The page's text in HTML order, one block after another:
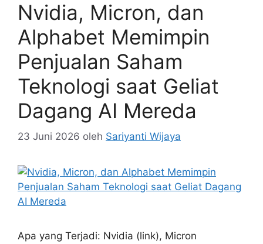
Nvidia, Micron, dan
Alphabet Memimpin
Penjualan Saham
Teknologi saat Geliat
Dagang AI Mereda
23 Juni 2026 oleh Sariyanti Wijaya
Apa yang Terjadi: Nvidia (link), Micron